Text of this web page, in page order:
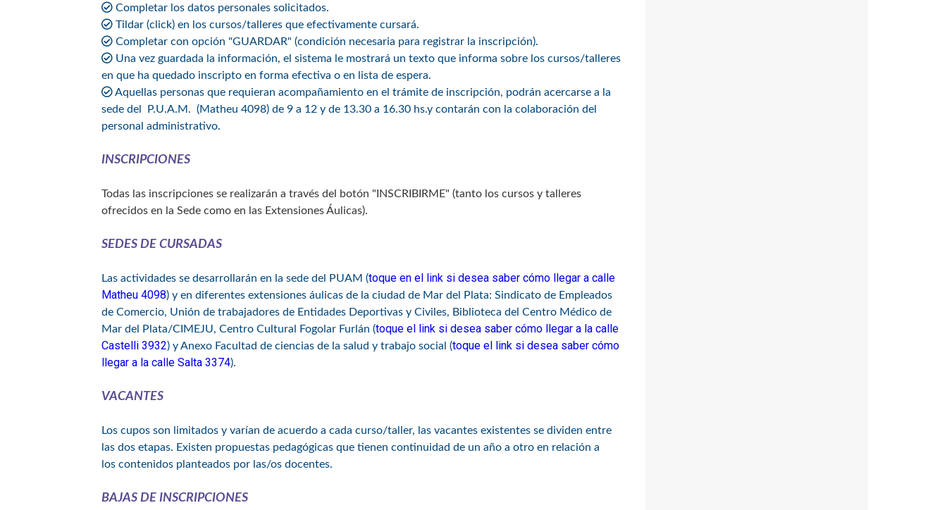
Completar los datos personales solicitados.
Tildar (click) en los cursos/talleres que efectivamente cursará.
Completar con opción "GUARDAR" (condición necesaria para registrar la inscripción).
Una vez guardada la información, el sistema le mostrará un texto que informa sobre los cursos/talleres
en que ha quedado inscripto en forma efectiva o en lista de espera.
Aquellas personas que requieran acompañamiento en el trámite de inscripción, podrán acercarse a la
sede del P.U.A.M. (Matheu 4098) de 9 a 12 y de 13.30 a 16.30 hs.y contarán con la colaboración del
personal administrativo.
INSCRIPCIONES
Todas las inscripciones se realizarán a través del botón "INSCRIBIRME" (tanto los cursos y talleres
ofrecidos en la Sede como en las Extensiones Áulicas).
SEDES DE CURSADAS
Las actividades se desarrollarán en la sede del PUAM (toque en el link si desea saber cómo llegar a calle
Matheu 4098) y en diferentes extensiones áulicas de la ciudad de Mar del Plata: Sindicato de Empleados
de Comercio, Unión de trabajadores de Entidades Deportivas y Civiles, Biblioteca del Centro Médico de
Mar del Plata/CIMEJU, Centro Cultural Fogolar Furlán (toque el link si desea saber cómo llegar a la calle
Castelli 3932) y Anexo Facultad de ciencias de la salud y trabajo social (toque el link si desea saber cómo
llegar a la calle Salta 3374).
VACANTES
Los cupos son limitados y varían de acuerdo a cada curso/taller, las vacantes existentes se dividen entre
las dos etapas. Existen propuestas pedagógicas que tienen continuidad de un año a otro en relación a
los contenidos planteados por las/os docentes.
BAJAS DE INSCRIPCIONES